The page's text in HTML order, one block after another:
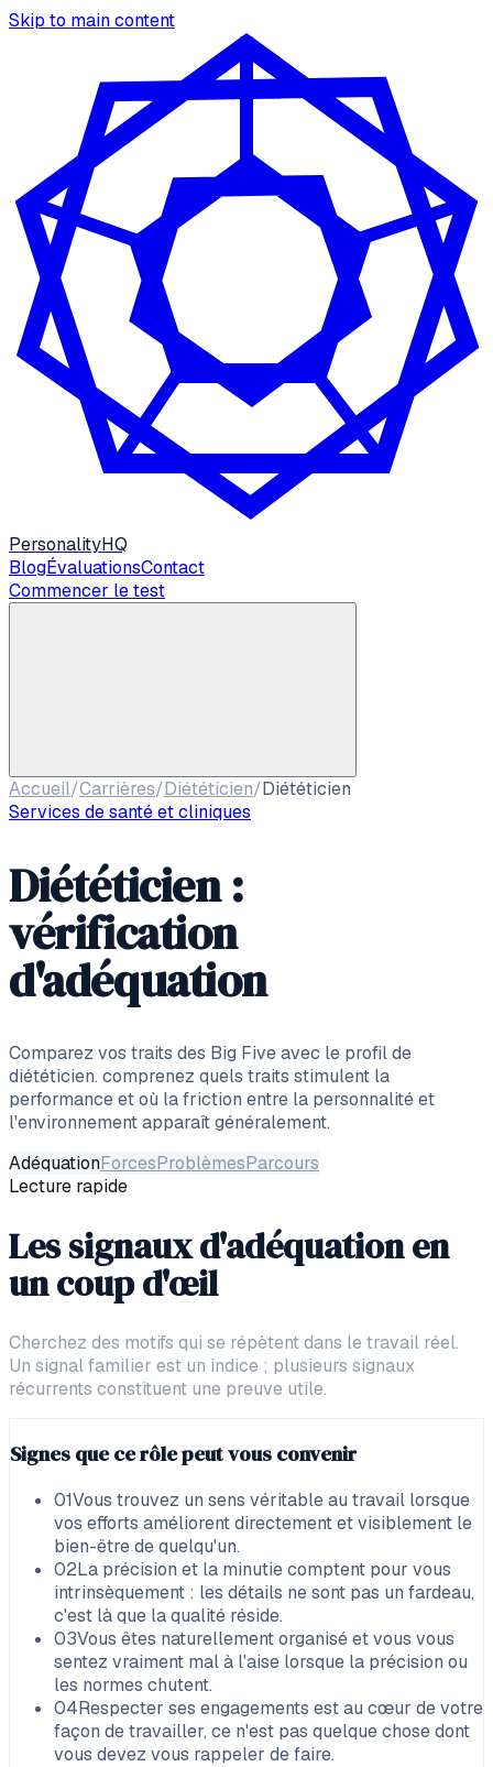
Skip to main content
PersonalityHQ
BlogÉvaluationsContact
Commencer le test
Accueil/Carrières/Diététicien/Diététicien
Services de santé et cliniques
Diététicien :
vérification
d'adéquation
Comparez vos traits des Big Five avec le profil de
diététicien. comprenez quels traits stimulent la
performance et où la friction entre la personnalité et
l'environnement apparaît généralement.
AdéquationForcesProblèmesParcours
Lecture rapide
Les signaux d'adéquation en
un coup d'œil
Cherchez des motifs qui se répètent dans le travail réel.
Un signal familier est un indice ; plusieurs signaux
récurrents constituent une preuve utile.
Signes que ce rôle peut vous convenir
01Vous trouvez un sens véritable au travail lorsque
vos efforts améliorent directement et visiblement le
bien-être de quelqu'un.
02La précision et la minutie comptent pour vous
intrinsèquement : les détails ne sont pas un fardeau,
c'est là que la qualité réside.
03Vous êtes naturellement organisé et vous vous
sentez vraiment mal à l'aise lorsque la précision ou
les normes chutent.
04Respecter ses engagements est au cœur de votre
façon de travailler, ce n'est pas quelque chose dont
vous devez vous rappeler de faire.